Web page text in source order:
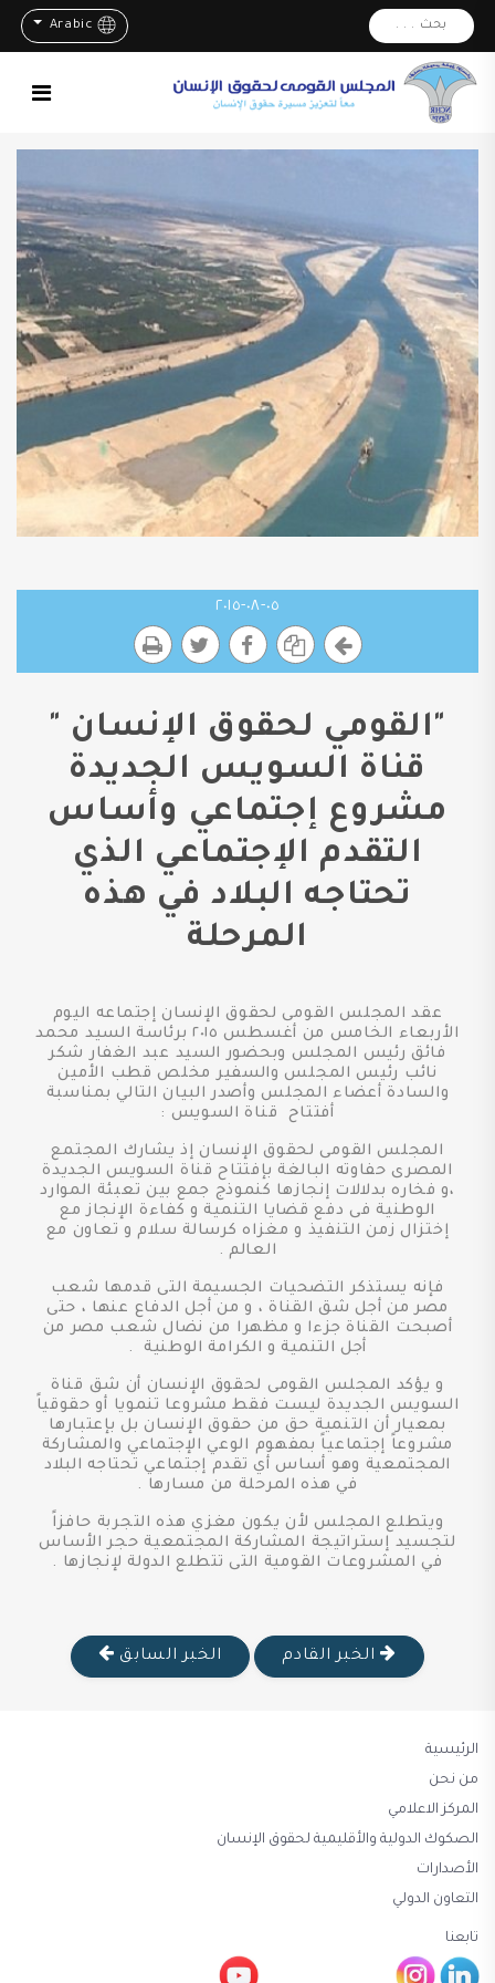
بحث . . . Arabic
٠٥-٠٨-٢٠١٥
"القومي لحقوق الإنسان "
قناة السويس الجديدة
مشروع إجتماعي وأساس
التقدم الإجتماعي الذي
تحتاجه البلاد في هذه
المرحلة
عقد المجلس القومى لحقوق الإنسان إجتماعه اليوم
الأربعاء الخامس من أغسطس ٢٠١٥ برئاسة السيد محمد
فائق رئيس المجلس وبحضور السيد عبد الغفار شكر
نائب رئيس المجلس والسفير مخلص قطب الأمين
والسادة أعضاء المجلس وأصدر البيان التالي بمناسبة
أفتتاح قناة السويس :
المجلس القومى لحقوق الإنسان إذ يشارك المجتمع
المصرى حفاوته البالغة بإفتتاح قناة السويس الجديدة
،و فخاره بدلالات إنجازها كنموذج جمع بين تعبئة الموارد
الوطنية فى دفع قضايا التنمية و كفاءة الإنجاز مع
إختزال زمن التنفيذ و مغزاه كرسالة سلام و تعاون مع
العالم .
فإنه يستذكر التضحيات الجسيمة التى قدمها شعب
مصر من أجل شق القناة ، و من أجل الدفاع عنها ، حتى
أصبحت القناة جزءا و مظهرا من نضال شعب مصر من
أجل التنمية و الكرامة الوطنية .
و يؤكد المجلس القومى لحقوق الإنسان أن شق قناة
السويس الجديدة ليست فقط مشروعا تنمويا أو حقوقياً
بمعيار أن التنمية حق من حقوق الإنسان بل بإعتبارها
مشروعاً إجتماعياً بمفهوم الوعي الإجتماعي والمشاركة
المجتمعية وهو أساس أي تقدم إجتماعي تحتاجه البلاد
في هذه المرحلة من مسارها .
ويتطلع المجلس لأن يكون مغزي هذه التجربة حافزاً
لتجسيد إستراتيجة المشاركة المجتمعية حجر الأساس
في المشروعات القومية التى تتطلع الدولة لإنجازها .
الخبر القادم الخبر السابق
الرئيسية
من نحن
المركز الاعلامي
الصكوك الدولية والأقليمية لحقوق الإنسان
الأصدارات
التعاون الدولي
تابعنا